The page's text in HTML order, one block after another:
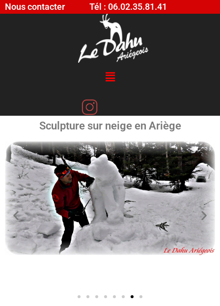
Nous contacter Tél : 06.02.35.81.41
Sculpture sur neige en Ariège